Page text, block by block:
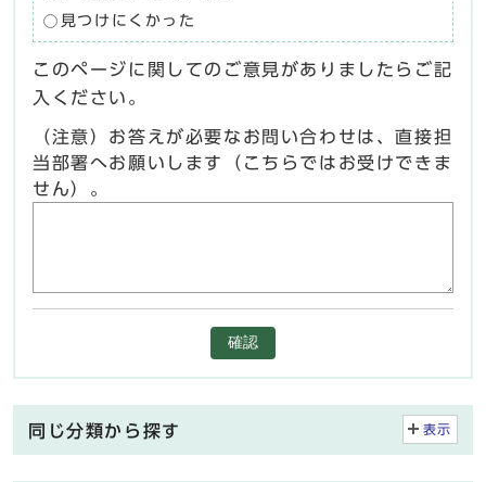
見つけにくかった
このページに関してのご意見がありましたらご記
入ください。
（注意）お答えが必要なお問い合わせは、直接担
当部署へお願いします（こちらではお受けできま
せん）。
確認
同じ分類から探す 表示